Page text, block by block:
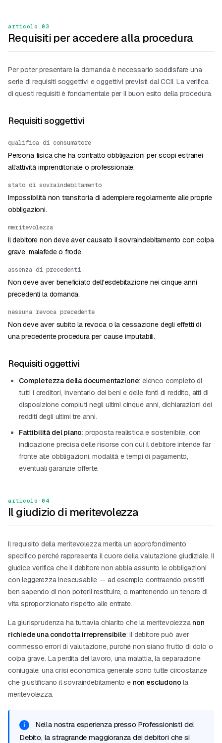
articolo 03
Requisiti per accedere alla procedura
Per poter presentare la domanda è necessario soddisfare una
serie di requisiti soggettivi e oggettivi previsti dal CCII. La verifica
di questi requisiti è fondamentale per il buon esito della procedura.
Requisiti soggettivi
qualifica di consumatore
Persona fisica che ha contratto obbligazioni per scopi estranei
all'attività imprenditoriale o professionale.
stato di sovraindebitamento
Impossibilità non transitoria di adempiere regolarmente alle proprie
obbligazioni.
meritevolezza
Il debitore non deve aver causato il sovraindebitamento con colpa
grave, malafede o frode.
assenza di precedenti
Non deve aver beneficiato dell'esdebitazione nei cinque anni
precedenti la domanda.
nessuna revoca precedente
Non deve aver subito la revoca o la cessazione degli effetti di
una precedente procedura per cause imputabili.
Requisiti oggettivi
Completezza della documentazione: elenco completo di
tutti i creditori, inventario dei beni e delle fonti di reddito, atti di
disposizione compiuti negli ultimi cinque anni, dichiarazioni dei
redditi degli ultimi tre anni.
Fattibilità del piano: proposta realistica e sostenibile, con
indicazione precisa delle risorse con cui il debitore intende far
fronte alle obbligazioni, modalità e tempi di pagamento,
eventuali garanzie offerte.
articolo 04
Il giudizio di meritevolezza
Il requisito della meritevolezza merita un approfondimento
specifico perché rappresenta il cuore della valutazione giudiziale. Il
giudice verifica che il debitore non abbia assunto le obbligazioni
con leggerezza inescusabile — ad esempio contraendo prestiti
ben sapendo di non poterli restituire, o mantenendo un tenore di
vita sproporzionato rispetto alle entrate.
La giurisprudenza ha tuttavia chiarito che la meritevolezza non
richiede una condotta irreprensibile: il debitore può aver
commesso errori di valutazione, purché non siano frutto di dolo o
colpa grave. La perdita del lavoro, una malattia, la separazione
coniugale, una crisi economica generale sono tutte circostanze
che giustificano il sovraindebitamento e non escludono la
meritevolezza.
Nella nostra esperienza presso Professionisti del
Debito, la stragrande maggioranza dei debitori che si